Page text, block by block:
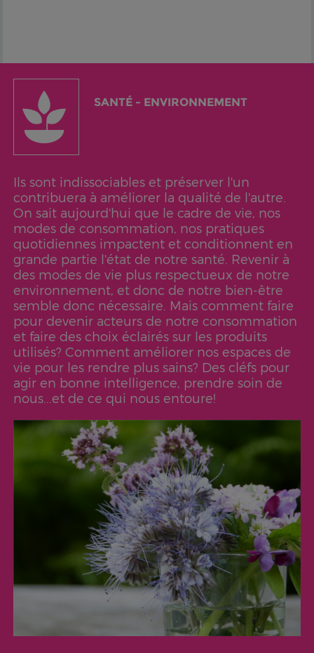
SANTÉ - ENVIRONNEMENT
Ils sont indissociables et préserver l'un
contribuera à améliorer la qualité de l'autre.
On sait aujourd'hui que le cadre de vie, nos
modes de consommation, nos pratiques
quotidiennes impactent et conditionnent en
grande partie l'état de notre santé. Revenir à
des modes de vie plus respectueux de notre
environnement, et donc de notre bien-être
semble donc nécessaire. Mais comment faire
pour devenir acteurs de notre consommation
et faire des choix éclairés sur les produits
utilisés? Comment améliorer nos espaces de
vie pour les rendre plus sains? Des cléfs pour
agir en bonne intelligence, prendre soin de
nous...et de ce qui nous entoure!